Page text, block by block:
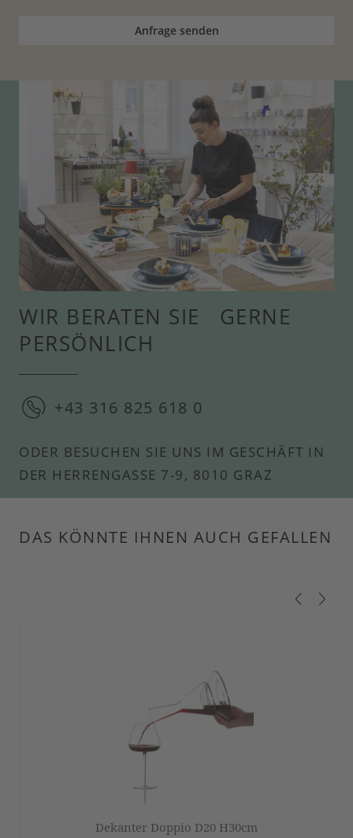
Anfrage senden
WIR BERATEN SIE GERNE
PERSÖNLICH
+43 316 825 618 0
ODER BESUCHEN SIE UNS IM GESCHÄFT IN
DER HERRENGASSE 7-9, 8010 GRAZ
DAS KÖNNTE IHNEN AUCH GEFALLEN
Dekanter Doppio D20 H30cm